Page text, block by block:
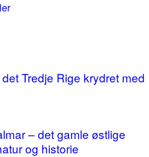
Tredje Rige krydret med
– det gamle østlige
og historie